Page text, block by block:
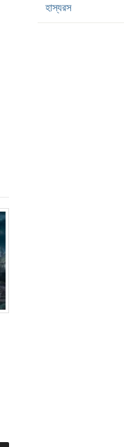
হাস্যরস